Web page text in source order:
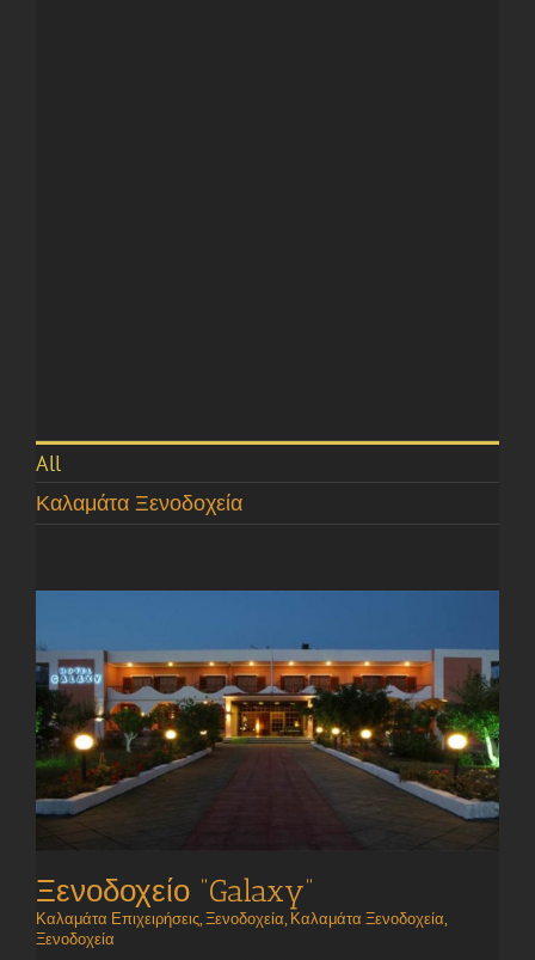
All
Καλαμάτα Ξενοδοχεία
Ξενοδοχείο “Galaxy”
Καλαμάτα Επιχειρήσεις,Ξενοδοχεία, Καλαμάτα Ξενοδοχεία,
Ξενοδοχεία